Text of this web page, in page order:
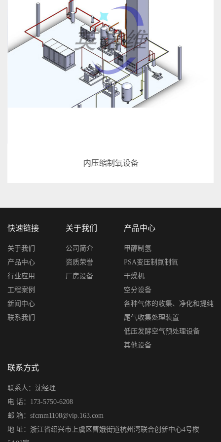
内压缩制氧设备
快速链接
关于我们
产品中心
行业应用
工程案例
新闻中心
联系我们
关于我们
公司简介
资质荣誉
厂房设备
产品中心
甲醇制氢
PSA变压制氮制氧
干燥机
空分设备
各种气体的收集、净化和提纯
尾气收集处理装置
低压发酵空气预处理设备
其他设备
联系方式
联系人：沈经理
电 话：173-5750-6208
邮 箱：sfcmm1108@vip.163.com
地 址：浙江省绍兴市上虞区曹娥街道杭州湾联合创新中心4号楼